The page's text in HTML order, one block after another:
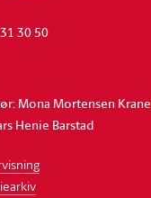
30 50
Mona Mortensen Krane
Henie Barstad